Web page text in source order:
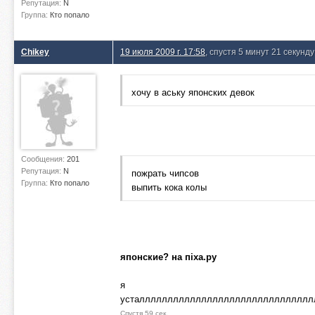
Репутация: N
Группа: Кто попало
Chikey
Сообщения: 201
Репутация: N
Группа: Кто попало
19 июля 2009 г. 17:58 , спустя 5 минут 21 секунду
хочу в аську японских девок
пожрать чипсов
выпить кока колы
японские? на пiха.ру
я
Спустя 59 сек.